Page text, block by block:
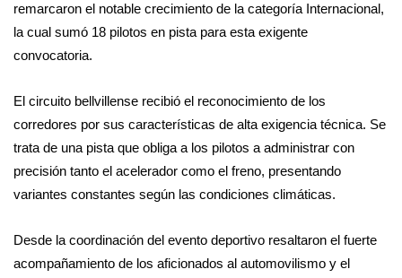
remarcaron el notable crecimiento de la categoría Internacional,
la cual sumó 18 pilotos en pista para esta exigente
convocatoria.
El circuito bellvillense recibió el reconocimiento de los
corredores por sus características de alta exigencia técnica. Se
trata de una pista que obliga a los pilotos a administrar con
precisión tanto el acelerador como el freno, presentando
variantes constantes según las condiciones climáticas.
Desde la coordinación del evento deportivo resaltaron el fuerte
acompañamiento de los aficionados al automovilismo y el